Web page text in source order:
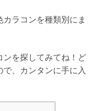
ラコンを種類別にま
を探してみてね！ど
、カンタンに手に入